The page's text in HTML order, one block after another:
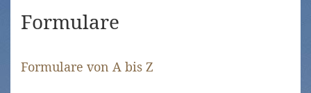
Formulare
Formulare von A bis Z